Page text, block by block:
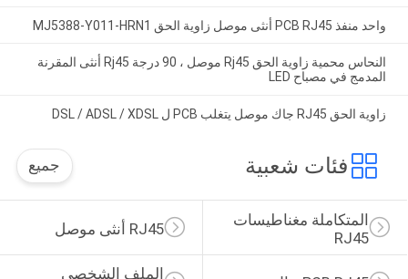
واحد منفذ PCB RJ45 أنثى موصل زاوية الحق MJ5388-Y011-HRN1
النحاس محمية زاوية الحق Rj45 موصل ، 90 درجة Rj45 أنثى المقرنة
المدمج في مصباح LED
زاوية الحق RJ45 جاك موصل يتغلب PCB ل DSL / ADSL / XDSL
فئات شعبية جميع
RJ45 أنثى موصل
المتكاملة مغناطيسات
RJ45
الملف الشخصي